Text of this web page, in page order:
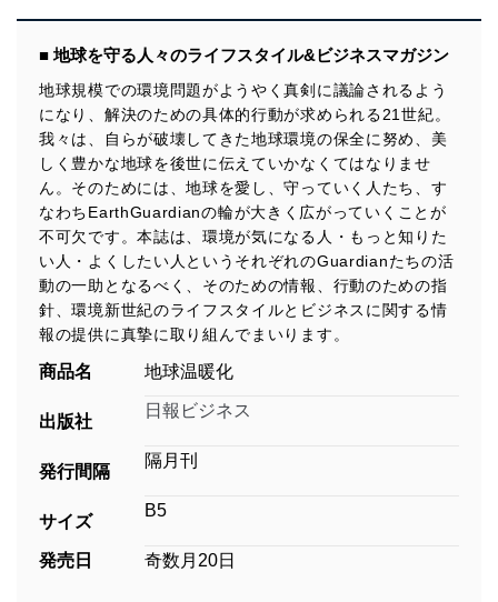
■ 地球を守る人々のライフスタイル&ビジネスマガジン
地球規模での環境問題がようやく真剣に議論されるよう
になり、解決のための具体的行動が求められる21世紀。
我々は、自らが破壊してきた地球環境の保全に努め、美
しく豊かな地球を後世に伝えていかなくてはなりませ
ん。そのためには、地球を愛し、守っていく人たち、す
なわちEarthGuardianの輪が大きく広がっていくことが
不可欠です。本誌は、環境が気になる人・もっと知りた
い人・よくしたい人というそれぞれのGuardianたちの活
動の一助となるべく、そのための情報、行動のための指
針、環境新世紀のライフスタイルとビジネスに関する情
報の提供に真摯に取り組んでまいります。
商品名 地球温暖化
出版社
日報ビジネス
発行間隔
隔月刊
サイズ
B5
発売日 奇数月20日